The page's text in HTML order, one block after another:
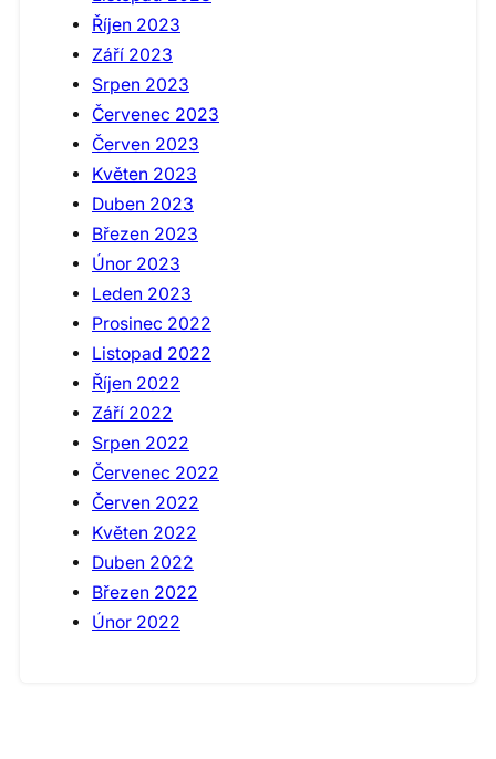
Říjen 2023
Září 2023
Srpen 2023
Červenec 2023
Červen 2023
Květen 2023
Duben 2023
Březen 2023
Únor 2023
Leden 2023
Prosinec 2022
Listopad 2022
Říjen 2022
Září 2022
Srpen 2022
Červenec 2022
Červen 2022
Květen 2022
Duben 2022
Březen 2022
Únor 2022